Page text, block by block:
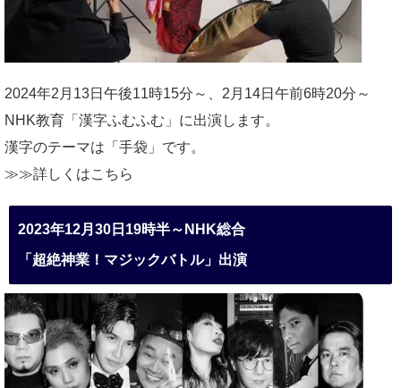
2024年2月13日午後11時15分～、2月14日午前6時20分～
NHK教育「漢字ふむふむ」に出演します。
漢字のテーマは「手袋」です。
≫≫詳しくはこちら
2023年12月30日19時半～NHK総合
「超絶神業！マジックバトル」出演